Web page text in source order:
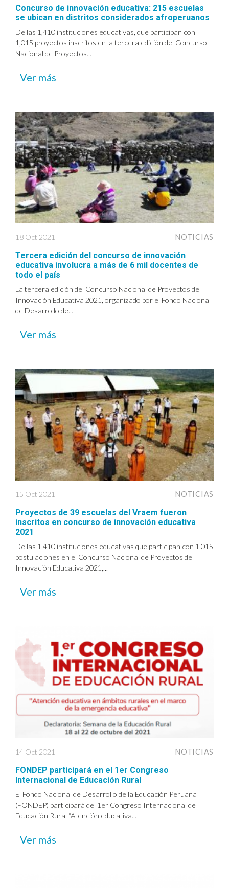
Concurso de innovación educativa: 215 escuelas
se ubican en distritos considerados afroperuanos
De las 1,410 instituciones educativas, que participan con
1,015 proyectos inscritos en la tercera edición del Concurso
Nacional de Proyectos...
Ver más
18 Oct 2021 NOTICIAS
Tercera edición del concurso de innovación
educativa involucra a más de 6 mil docentes de
todo el país
La tercera edición del Concurso Nacional de Proyectos de
Innovación Educativa 2021, organizado por el Fondo Nacional
de Desarrollo de...
Ver más
15 Oct 2021 NOTICIAS
Proyectos de 39 escuelas del Vraem fueron
inscritos en concurso de innovación educativa
2021
De las 1,410 instituciones educativas que participan con 1,015
postulaciones en el Concurso Nacional de Proyectos de
Innovación Educativa 2021,...
Ver más
14 Oct 2021 NOTICIAS
FONDEP participará en el 1er Congreso
Internacional de Educación Rural
El Fondo Nacional de Desarrollo de la Educación Peruana
(FONDEP) participará del 1er Congreso Internacional de
Educación Rural “Atención educativa...
Ver más